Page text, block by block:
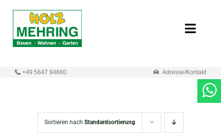
springen
Toggle
Neuigkeiten
+49 5647 94660 Adresse/Kontakt
Sortieren nach Standardsortierung